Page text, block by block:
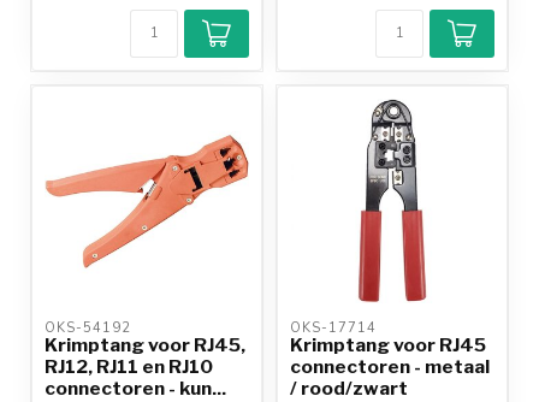
OKS-54192
Krimptang voor RJ45,
RJ12, RJ11 en RJ10
connectoren - kun...
OKS-17714
Krimptang voor RJ45
connectoren - metaal
/ rood/zwart